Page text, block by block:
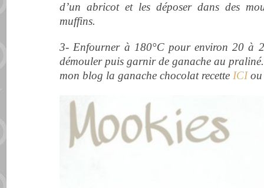
d’un abricot et les déposer dans des
muffins.
3- Enfourner à 180°C pour environ 20 à
démouler puis garnir de ganacheau praliné.
mon blog la ganache chocolat recetteICI